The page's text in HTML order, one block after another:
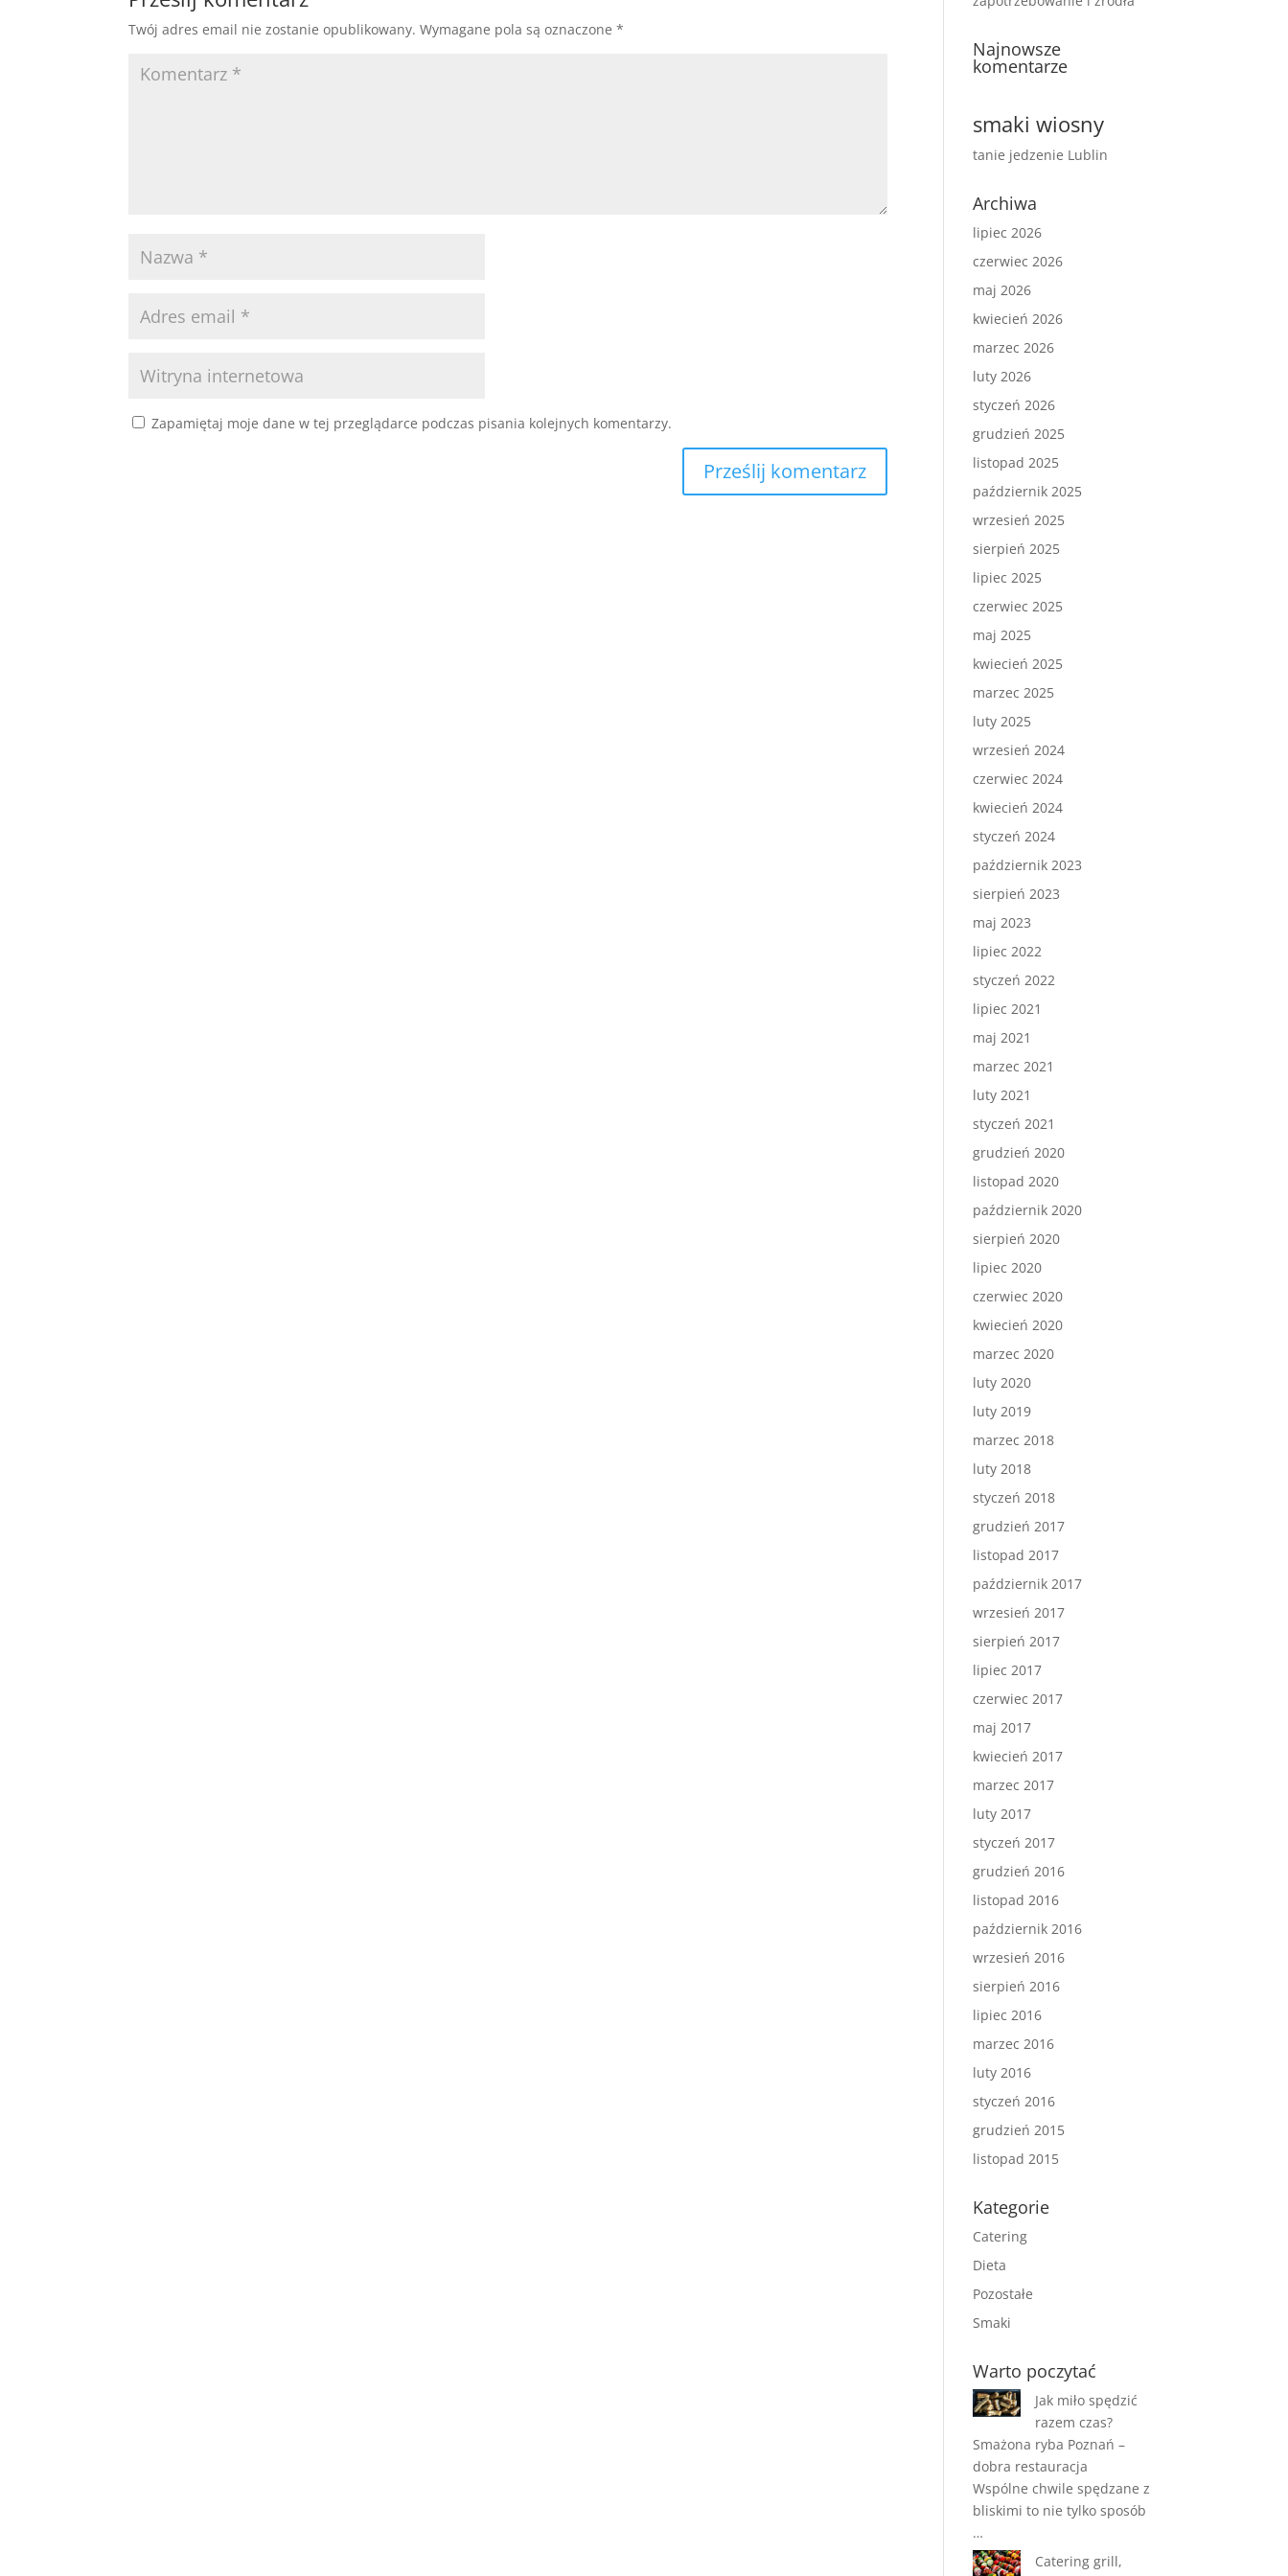
Twój adres email nie zostanie opublikowany. Wymagane pola są oznaczone*
Zapamiętaj moje dane w tej przeglądarce podczas pisania kolejnych komentarzy.
Najnowsze
komentarze
smaki wiosny
tanie jedzenie Lublin
Archiwa
lipiec 2026
czerwiec 2026
maj 2026
kwiecień 2026
marzec 2026
luty 2026
styczeń 2026
grudzień 2025
listopad 2025
październik 2025
wrzesień 2025
sierpień 2025
lipiec 2025
czerwiec 2025
maj 2025
kwiecień 2025
marzec 2025
luty 2025
wrzesień 2024
czerwiec 2024
kwiecień 2024
styczeń 2024
październik 2023
sierpień 2023
maj 2023
lipiec 2022
styczeń 2022
lipiec 2021
maj 2021
marzec 2021
luty 2021
styczeń 2021
grudzień 2020
listopad 2020
październik 2020
sierpień 2020
lipiec 2020
czerwiec 2020
kwiecień 2020
marzec 2020
luty 2020
luty 2019
marzec 2018
luty 2018
styczeń 2018
grudzień 2017
listopad 2017
październik 2017
wrzesień 2017
sierpień 2017
lipiec 2017
czerwiec 2017
maj 2017
kwiecień 2017
marzec 2017
luty 2017
styczeń 2017
grudzień 2016
listopad 2016
październik 2016
wrzesień 2016
sierpień 2016
lipiec 2016
marzec 2016
luty 2016
styczeń 2016
grudzień 2015
listopad 2015
Kategorie
Catering
Dieta
Pozostałe
Smaki
Warto poczytać
Jak miło spędzić
razem czas?
Smażona ryba Poznań –
dobra restauracja
Wspólne chwile spędzane z
bliskimi to nie tylko sposób
…
Catering grill,